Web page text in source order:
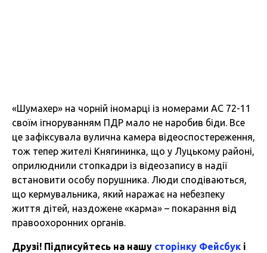
«Шумахер» на чорній іномарці із номерами АС 72-11
своїм ігноруванням ПДР мало не наробив біди. Все
це зафіксувала вулична камера відеоспостереження,
тож тепер жителі Княгининка, що у Луцькому районі,
оприлюднили стопкадри із відеозапису в надії
встановити особу порушника. Люди сподіваються,
що кермувальника, який наражає на небезпеку
життя дітей, наздожене «карма» – покарання від
правоохоронних органів.
Друзі! Підписуйтесь на нашу сторінку Фейсбук і